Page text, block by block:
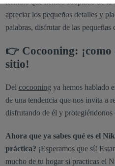
término que hemos adoptado de la
apreciar los pequeños detalles y
palabras, disfrutar de las pequeñas
👉 Cocooning: ¡como
sitio!
Del cocooning ya hemos hablado
de una tendencia que nos invita a
disfrutando de él y
Ahora que ya sabes qué es el
práctica? ¡Esperamos que sí!
mucho de tu hogar si practicas el